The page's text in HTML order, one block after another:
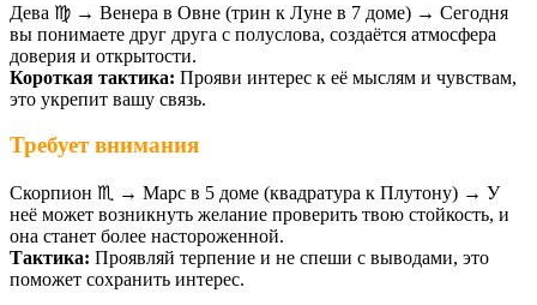
Дева ♍️ → Венера в Овне (трин к Луне в 7 доме) → Сегодня
вы понимаете друг друга с полуслова, создаётся атмосфера
доверия и открытости.
Короткая тактика: Прояви интерес к её мыслям и чувствам,
это укрепит вашу связь.
Требует внимания
Скорпион ♏️ → Марс в 5 доме (квадратура к Плутону) → У
неё может возникнуть желание проверить твою стойкость, и
она станет более настороженной.
Тактика: Проявляй терпение и не спеши с выводами, это
поможет сохранить интерес.